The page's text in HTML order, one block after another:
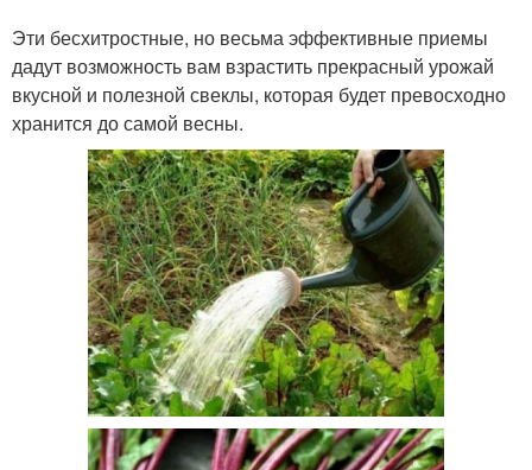
Эти бесхитростные, но весьма эффективные приемы
дадут возможность вам взрастить прекрасный урожай
вкусной и полезной свеклы, которая будет превосходно
хранится до самой весны.